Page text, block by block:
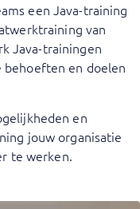
een Java-training
van
Java-trainingen
en doelen
en
jouw organisatie
te werken.